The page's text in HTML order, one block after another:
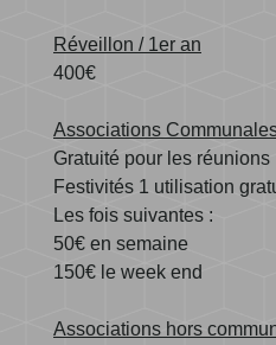
Réveillon / 1er an
400€
Associations
Gratuité pour les réunions
Festivités 1 utilisation
Les fois suivantes :
50€ en semaine
150€ le week end
Associations hors